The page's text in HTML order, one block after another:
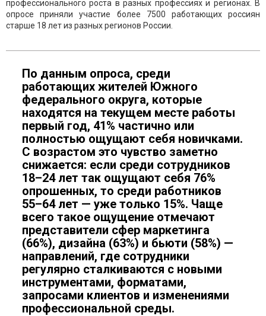
профессионального роста в разных профессиях и регионах. В
опросе приняли участие более 7500 работающих россиян
старше 18 лет из разных регионов России.
По данным опроса, среди
работающих жителей Южного
федерального округа, которые
находятся на текущем месте работы
первый год, 41% частично или
полностью ощущают себя новичками.
С возрастом это чувство заметно
снижается: если среди сотрудников
18–24 лет так ощущают себя 76%
опрошенных, то среди работников
55–64 лет — уже только 15%. Чаще
всего такое ощущение отмечают
представители сфер маркетинга
(66%), дизайна (63%) и бьюти (58%) —
направлений, где сотрудники
регулярно сталкиваются с новыми
инструментами, форматами,
запросами клиентов и изменениями
профессиональной среды.